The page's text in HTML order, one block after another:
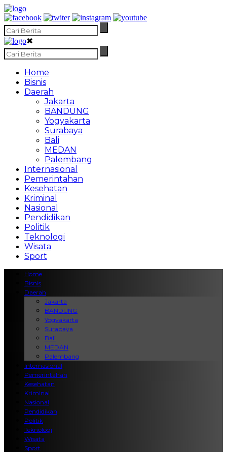
✖
Home
Bisnis
Daerah
Jakarta
BANDUNG
Yogyakarta
Surabaya
Bali
MEDAN
Palembang
Internasional
Pemerintahan
Kesehatan
Kriminal
Nasional
Pendidikan
Politik
Teknologi
Wisata
Sport
Home
Bisnis
Daerah
Jakarta
BANDUNG
Yogyakarta
Surabaya
Bali
MEDAN
Palembang
Internasional
Pemerintahan
Kesehatan
Kriminal
Nasional
Pendidikan
Politik
Teknologi
Wisata
Sport